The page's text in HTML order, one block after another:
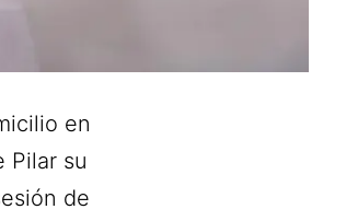
en
Pilar su
de